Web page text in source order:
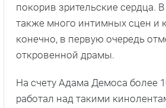
покорив зрительские сердца.
также много интимных сцен и
конечно, в первую очередь
откровенной драмы.
На счету Адама Демоса более
работал над такими